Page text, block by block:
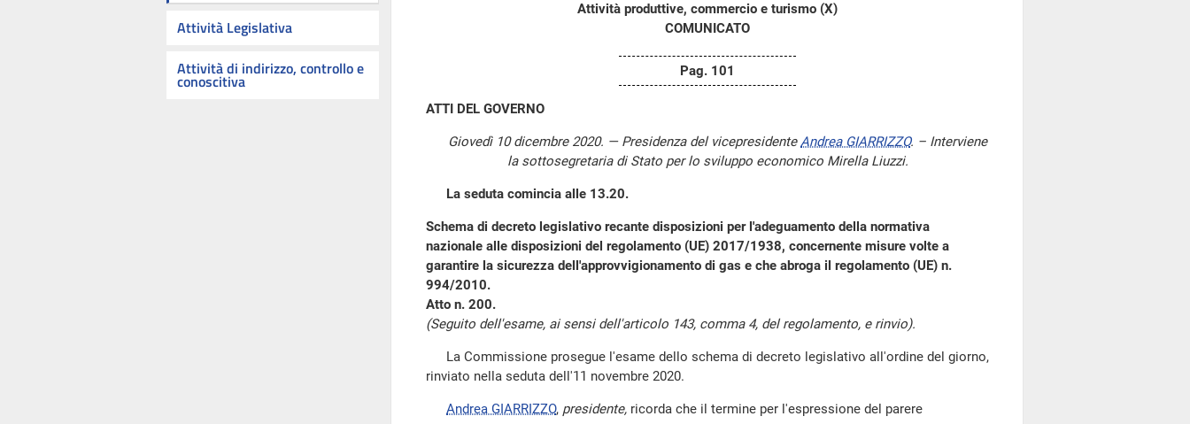
Attività Legislativa
Attività di indirizzo, controllo e
conoscitiva
Attività produttive, commercio e turismo (X)
COMUNICATO
Pag. 101
ATTI DEL GOVERNO
Giovedì 10 dicembre 2020. — Presidenza del vicepresidenteAndrea GIARRIZZO. – Interviene
la sottosegretaria di Stato per lo sviluppo economico Mirella Liuzzi.
La seduta comincia alle 13.20.
Schema di decreto legislativo recante disposizioni per l'adeguamento della normativa
nazionale alle disposizioni del regolamento (UE) 2017/1938, concernente misure volte a
garantire la sicurezza dell'approvvigionamento di gas e che abroga il regolamento (UE) n.
994/2010.
Atto n. 200.
(Seguito dell'esame, ai sensi dell'articolo 143, comma 4, del regolamento, e rinvio).
La Commissione prosegue l'esame dello schema di decreto legislativo all'ordine del giorno,
rinviato nella seduta dell'11 novembre 2020.
Andrea GIARRIZZO, presidente, ricorda che il termine per l'espressione del parere